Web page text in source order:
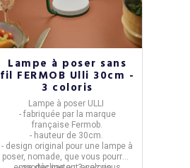
Lampe à poser sans
fil FERMOB Ulli 30cm -
3 coloris
Lampe à poser ULLI
- fabriquée par la marque
française Fermob
- hauteur de 30cm
- design original pour une lampe à
poser, nomade, que vous pourrez